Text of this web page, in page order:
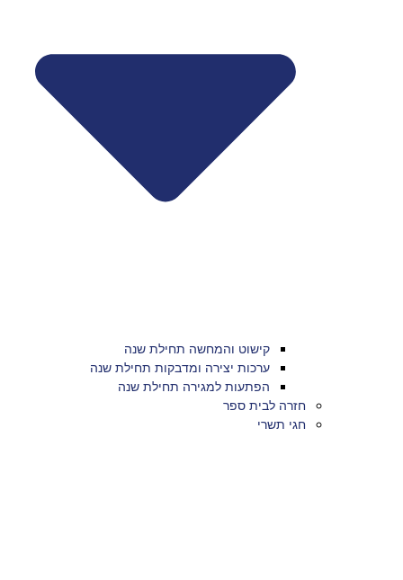
קישוט והמחשה תחילת שנה
ערכות יצירה ומדבקות תחילת שנה
הפתעות למגירה תחילת שנה
חזרה לבית ספר
חגי תשרי